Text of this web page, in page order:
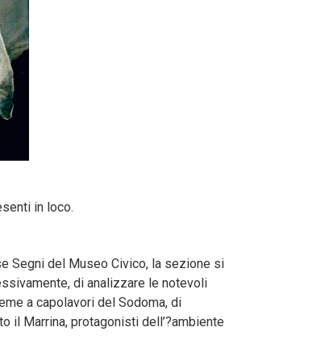
in loco.
Segni del Museo Civico, la sezione si
di analizzare le notevoli
a capolavori del Sodoma, di
il Marrina, protagonisti dell’?ambiente